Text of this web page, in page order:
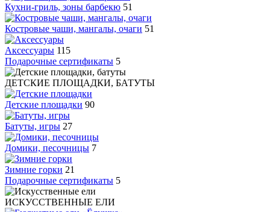
Кухни-гриль, зоны барбекю 51
Костровые чаши, мангалы, очаги 51
Аксессуары 115
Подарочные сертификаты 5
ДЕТСКИЕ ПЛОЩАДКИ, БАТУТЫ
Детские площадки 90
Батуты, игры 27
Домики, песочницы 7
Зимние горки 21
Подарочные сертификаты 5
ИСКУССТВЕННЫЕ ЕЛИ